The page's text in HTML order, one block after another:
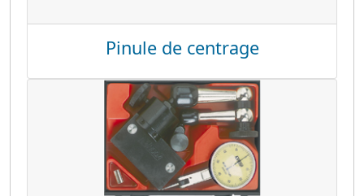
Pinule de centrage